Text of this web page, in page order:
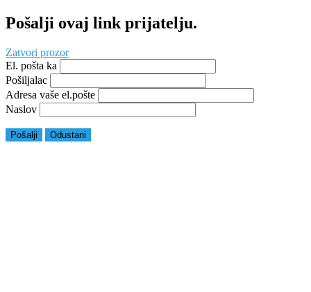
Pošalji ovaj link prijatelju.
Zatvori prozor
El. pošta ka
Pošiljalac
Adresa vaše el.pošte
Naslov
Pošalji Odustani